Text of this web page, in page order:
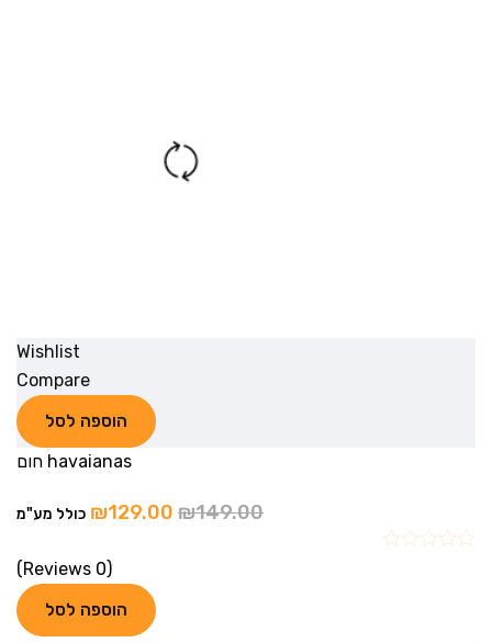
Wishlist
Compare
הוספה לסל
havaianas חום
₪149.00
₪129.00 כולל מע"מ
(0 Reviews)
הוספה לסל